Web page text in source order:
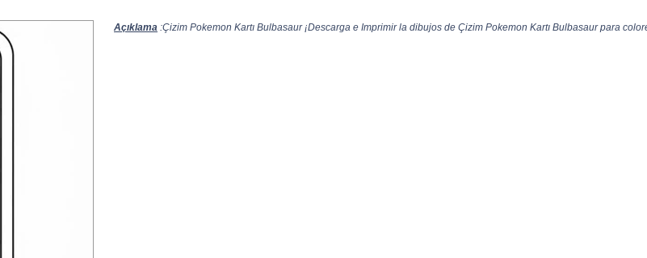
Açıklama :Çizim Pokemon Kartı Bulbasaur ¡Descarga e Imprimir la dibujos de Çizim Pokemon Kartı Bulbasaur para